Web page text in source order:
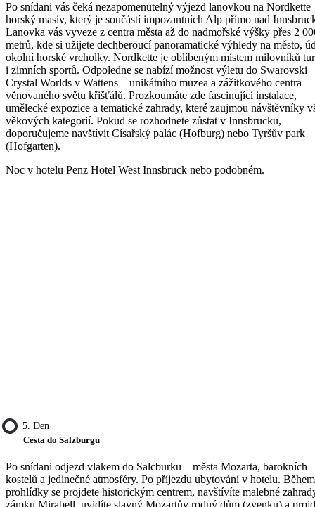
Po snídani vás čeká nezapomenutelný výjezd lanovkou na Nordkette
horský masiv, který je součástí impozantních Alp přímo nad
Lanovka vás vyveze z centra města až do nadmořské výšky přes 2
metrů, kde si užijete dechberoucí panoramatické výhledy na město,
okolní horské vrcholky. Nordkette je oblíbeným místem milovníků
i zimních sportů. Odpoledne se nabízí možnost výletu do Swarovski
Crystal Worlds v Wattens – unikátního muzea a zážitkového centra
věnovaného světu křišťálů. Prozkoumáte zde fascinující instalace,
umělecké expozice a tematické zahrady, které zaujmou návštěvníky
věkových kategorií. Pokud se rozhodnete zůstat v Innsbrucku,
doporučujeme navštívit Císařský palác (Hofburg) nebo Tyršův park
(Hofgarten).
Noc v hotelu Penz Hotel West Innsbruck nebo podobném.
5. Den
Cesta do Salzburgu
Po snídani odjezd vlakem do Salcburku – města Mozarta, barokních
kostelů a jedinečné atmosféry. Po příjezdu ubytování v hotelu. Během
prohlídky se projdete historickým centrem, navštívíte malebné